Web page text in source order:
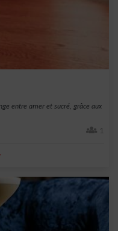
entre amer et sucré, grâce aux
1